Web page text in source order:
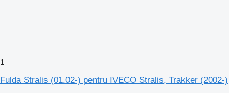
1
Fulda Stralis (01.02-) pentru IVECO Stralis, Trakker (2002-)